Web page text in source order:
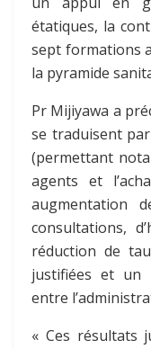
étatiques, la
sept formations
la pyramide
Pr Mijiyawa a
se traduisent
(permettant
agents et
augmentation
consultations,
réduction de
justifiées et un
entre
« Ces résultats